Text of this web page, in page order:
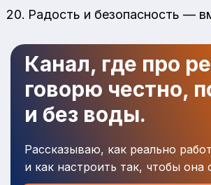
Радость и безопасность —
Канал, где про
говорю честно,
и без воды.
Рассказываю, как реально
и как настроить так, чтобы она